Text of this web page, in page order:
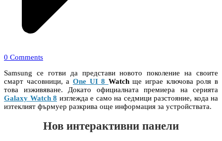
0 Comments
Samsung се готви да представи новото поколение на своите
смарт часовници, а One UI 8 Watchще играе ключова роля в
това изживяване. Докато официалната премиера на серията
Galaxy Watch 8 изглежда е само на седмици разстояние, кода на
изтеклият фърмуер разкрива още информация за устройствата.
Нов интерактивни панели